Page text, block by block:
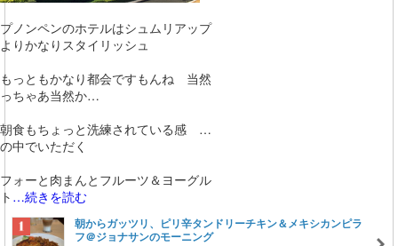
プノンペンのホテルはシュムリアップ
よりかなりスタイリッシュ
もっともかなり都会ですもんね 当然
っちゃあ当然か…
朝食もちょっと洗練されている感 …
の中でいただく
フォーと肉まんとフルーツ＆ヨーグル
ト …続きを読む
朝からガッツリ、ピリ辛タンドリーチキン＆メキシカンピラ
フ＠ジョナサンのモーニング